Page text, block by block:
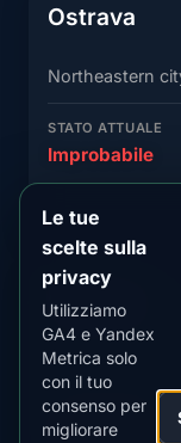
Ostrava
Northeastern
STATO ATTUALE
Improbabile
Olomouc
Eastern city
STATO ATTUALE
Improbabile
Le tue
scelte sulla
privacy
Utilizziamo
GA4 e Yandex
Metrica solo
con il tuo
consenso per
migliorare